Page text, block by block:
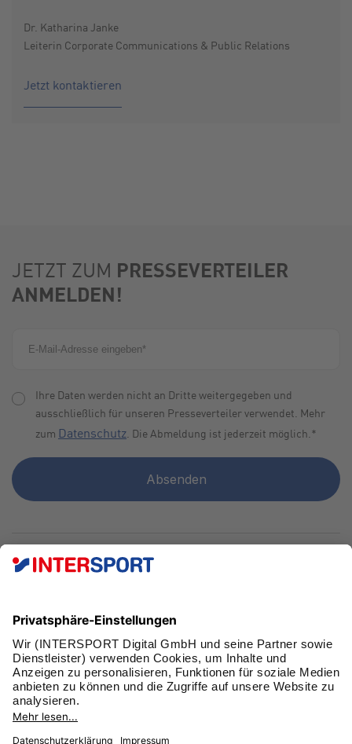
Dr. Katharina Janke
Leiterin Corporate Communications & Public Relations
Jetzt kontaktieren
JETZT ZUM PRESSEVERTEILER
ANMELDEN!
Ihre Daten werden nicht an Dritte weitergegeben und
ausschließlich für unseren Presseverteiler verwendet. Mehr
zum Datenschutz. Die Abmeldung ist jederzeit möglich.*
SCHNELLFAN WERDEN!